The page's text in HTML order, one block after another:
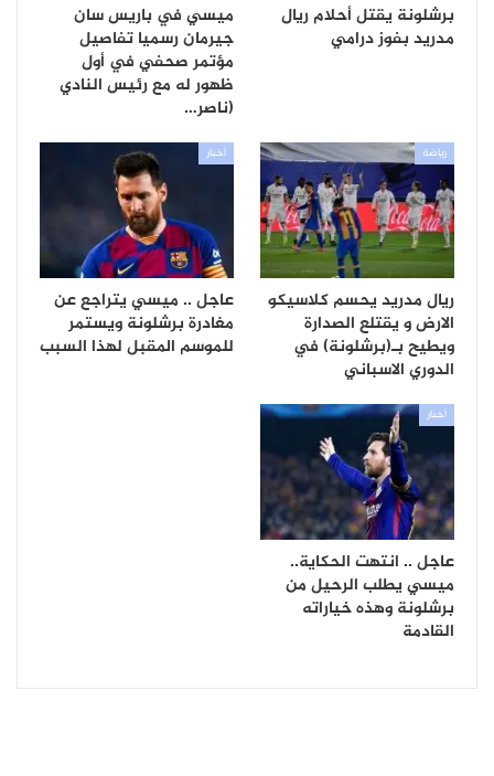
برشلونة يقتل أحلام ريال
مدريد بفوز درامي
ميسي في باريس سان
جيرمان رسميا تفاصيل
مؤتمر صحفي في أول
ظهور له مع رئيس النادي
(ناصر…
رياضة
ريال مدريد يحسم كلاسيكو
الارض و يقتلع الصدارة
ويطيح بـ(برشلونة) في
الدوري الاسباني
أخبار
عاجل .. ميسي يتراجع عن
مغادرة برشلونة ويستمر
للموسم المقبل لهذا السبب
أخبار
عاجل .. انتهت الحكاية..
ميسي يطلب الرحيل من
برشلونة وهذه خياراته
القادمة